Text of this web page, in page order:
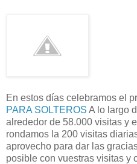
En estos días celebramos el
PARA SOLTEROS A lo largo
alrededor de 58.000 visitas y
rondamos la 200 visitas
aprovecho para dar las
posible con vuestras visitas y